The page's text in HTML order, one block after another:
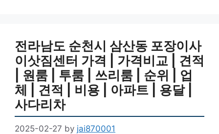
전라남도 순천시 삼산동 포장이사
이삿짐센터 가격 | 가격비교 | 견적
| 원룸 | 투룸 | 쓰리룸 | 순위 | 업
체 | 견적 | 비용 | 아파트 | 용달 |
사다리차
2025-02-27 by jai870001